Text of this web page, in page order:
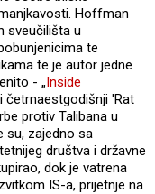
Hoffman
sveučilišta u
te
te je autor jedne
- „Inside
četrnaestgodišnji 'Rat
protiv Talibana u
su, zajedno sa
društva i državne
dok je vatrena
IS-a, prijetnje na